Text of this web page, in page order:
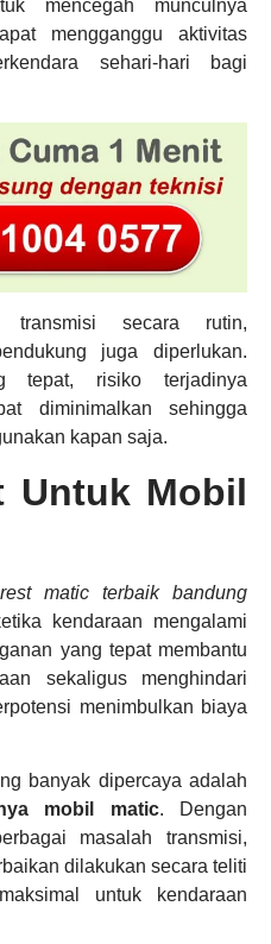
mencegah munculnya
mengganggu aktivitas
sehari-hari bagi
transmisi secara rutin,
juga diperlukan.
tepat, risiko terjadinya
diminimalkan sehingga
kapan saja.
Untuk Mobil
matic terbaik bandung
kendaraan mengalami
yang tepat membantu
sekaligus menghindari
menimbulkan biaya
banyak dipercaya adalah
mobil matic. Dengan
masalah transmisi,
dilakukan secara teliti
untuk kendaraan